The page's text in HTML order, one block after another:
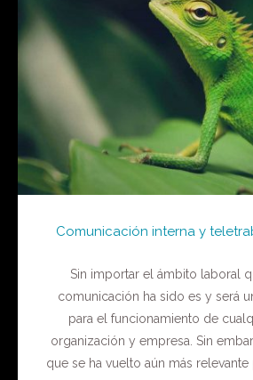
Comunicación interna y
Sin importar el ámbito laboral
comunicación ha sido es y será
para el funcionamiento de
organización y empresa. Sin
que se ha vuelto aún más